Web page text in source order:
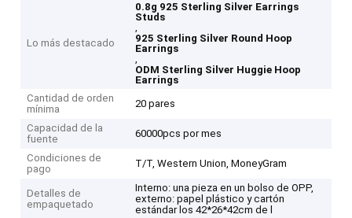
Lo más destacado
0.8g 925 Sterling Silver Earrings
Studs
,
925 Sterling Silver Round Hoop
Earrings
,
ODM Sterling Silver Huggie Hoop
Earrings
Cantidad de orden
mínima
20 pares
Capacidad de la
fuente
60000pcs por mes
Condiciones de
pago
T/T, Western Union, MoneyGram
Detalles de
empaquetado
Interno: una pieza en un bolso de OPP,
externo: papel plástico y cartón
estándar los 42*26*42cm de l